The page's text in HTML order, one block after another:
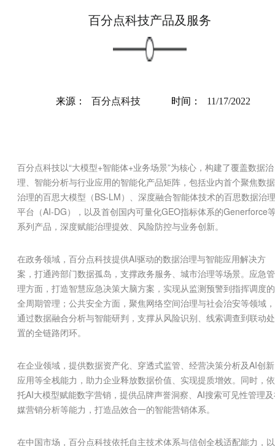
百分点科技产品及服务
来源： 百分点科技 时间： 11/17/2022
百分点科技以“大模型+智能体+业务场景”为核心，构建了覆盖数据治
理、智能分析与行业应用的智能化产品矩阵，包括业内首个聚焦数据
治理的百思大模型（BS-LM）、深度融合智能体技术的百思数据治理
平台（AI-DG），以及首创国内可量化GEO指标体系的Generforce
系列产品，深度赋能治理提效、风险防控与业务创新。
在政务领域，百分点科技提供AI驱动的数据治理与智能应用解决方
案，打通跨部门数据孤岛，支撑政务服务、城市治理等场景。应急管
理方面，打造智慧应急决策大脑方案，实现从监测预警到指挥调度的
全周期管理；公共安全方面，聚焦网络空间治理与社会治安等领域，
通过数据融合分析与智能研判，支撑从风险识别、线索调查到联动处
置的全链路闭环。
在企业领域，提供数据资产化、穿透式监管、经营决策分析及AI创新
应用等全栈能力，助力企业释放数据价值、实现提质增效。同时，依
托AI大模型赋能数字营销，提供品牌声誉洞察、AI搜索可见性管理
媒营销分析等能力，打造品效合一的智能营销体系。
在中国市场，百分点科技依托自主技术体系与信创全栈适配能力，以